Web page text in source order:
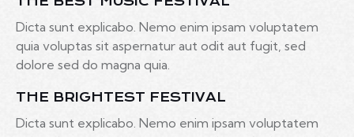
Dicta sunt explicabo. Nemo enim ipsam voluptatem
quia voluptas sit aspernatur aut odit aut fugit, sed
dolore sed do magna quia.
THE BRIGHTEST FESTIVAL
Dicta sunt explicabo. Nemo enim ipsam voluptatem